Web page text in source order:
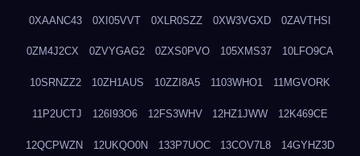
0XAANC43 0XI05VVT 0XLR0SZZ 0XW3VGXD 0ZAVTHSI
0ZM4J2CX 0ZVYGAG2 0ZXS0PVO 105XMS37 10LFO9CA
10SRNZZ2 10ZH1AUS 10ZZI8A5 1103WHO1 11MGVORK
11P2UCTJ 126I93O6 12FS3WHV 12HZ1JWW 12K469CE
12QCPWZN 12UKQO0N 133P7UOC 13COV7L8 14GYHZ3D